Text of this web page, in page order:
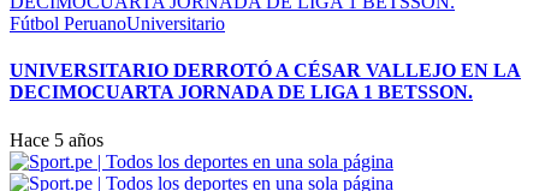
Fútbol PeruanoUniversitario
UNIVERSITARIO DERROTÓ A CÉSAR VALLEJO EN LA
DECIMOCUARTA JORNADA DE LIGA 1 BETSSON.
Hace 5 años